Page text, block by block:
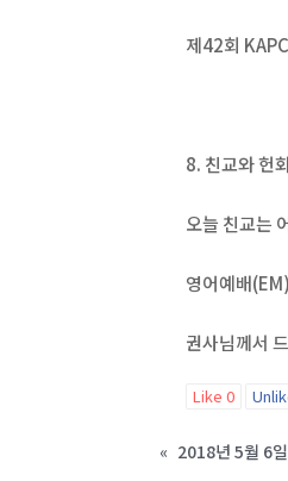
제42회
8. 친교와 헌
오늘 친교는
영어예배
권사님께서
Like0
« 2018년 5월 6일